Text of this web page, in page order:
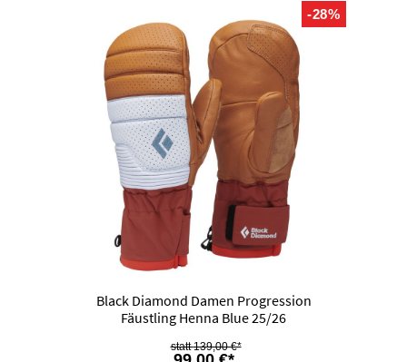
-28%
Black Diamond Damen Progression
Fäustling Henna Blue 25/26
139,00 €*